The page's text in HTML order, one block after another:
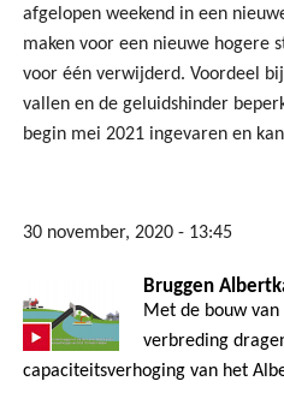
afgelopen weekend in een
maken voor een nieuwe hogere
voor één verwijderd. Voordeel
vallen en de geluidshinder
begin mei 2021 ingevaren en
30 november, 2020 - 13:45
Bruggen
Met de bouw
verbreding
capaciteitsverhoging van het